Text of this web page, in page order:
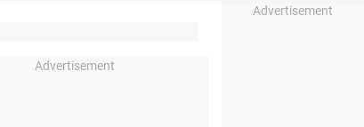
Advertisement
Advertisement